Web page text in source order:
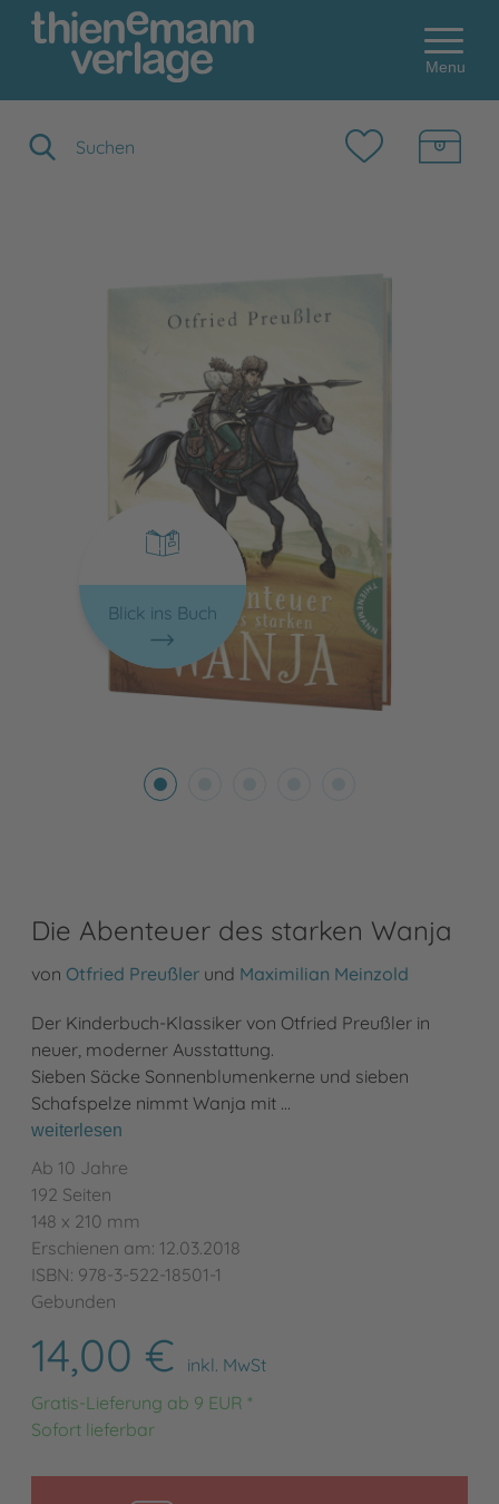
Menu
Blick ins Buch
Die Abenteuer des starken Wanja
von Otfried Preußler und Maximilian Meinzold
Der Kinderbuch-Klassiker von Otfried Preußler in
neuer, moderner Ausstattung.
Sieben Säcke Sonnenblumenkerne und sieben
Schafspelze nimmt Wanja mit …
weiterlesen
Ab 10 Jahre
192 Seiten
148 x 210 mm
Erschienen am: 12.03.2018
ISBN: 978-3-522-18501-1
Gebunden
14,00 €
inkl. MwSt
Gratis-Lieferung ab 9 EUR *
Sofort lieferbar